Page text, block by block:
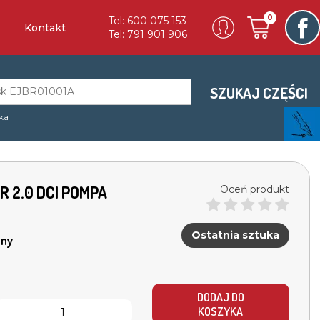
Kontakt
Tel: 600 075 153
Tel: 791 901 906
0
SZUKAJ CZĘŚCI
2.0 DCI POMPA
Oceń produkt
Ostatnia sztuka
DODAJ DO
KOSZYKA